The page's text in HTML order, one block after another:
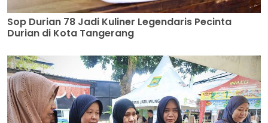
Sop Durian 78 Jadi Kuliner Legendaris Pecinta
Durian di Kota Tangerang